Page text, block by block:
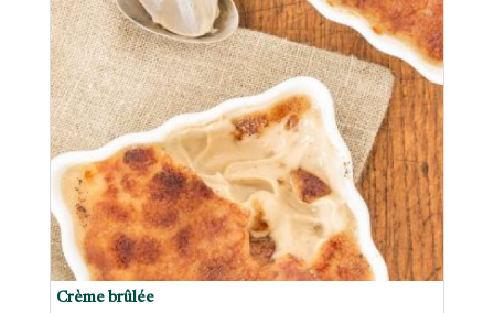
Crème brûlée